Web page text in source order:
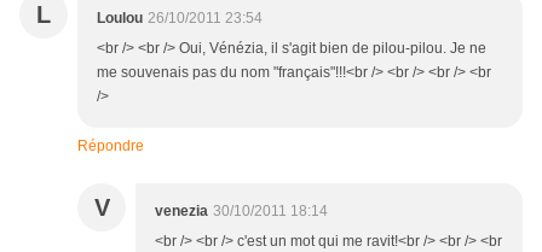
L Loulou 26/10/2011 23:54
<br /> <br /> Oui, Vénézia, il s'agit bien de pilou-pilou. Je ne
me souvenais pas du nom "français"!!!<br /> <br /> <br /> <br
/>
Répondre
V venezia 30/10/2011 18:14
<br /> <br /> c'est un mot qui me ravit!<br /> <br /> <br